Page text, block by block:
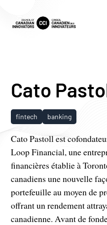
Cato
fintech banking
Cato Pastoll est
Loop Financial, une
financières établie à
canadiens une nouvelle
portefeuille au moyen de
offrant un rendement
canadienne. Avant de